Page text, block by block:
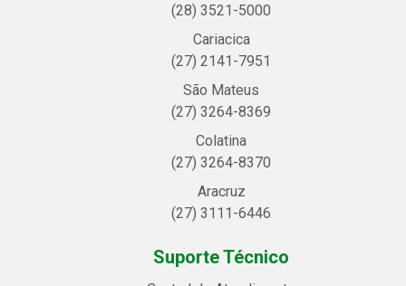
(28) 3521-5000
Cariacica
(27) 2141-7951
São Mateus
(27) 3264-8369
Colatina
(27) 3264-8370
Aracruz
(27) 3111-6446
Suporte Técnico